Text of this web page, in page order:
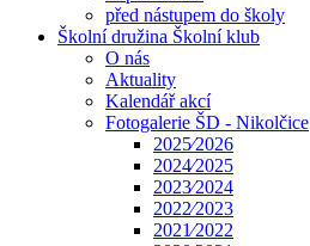
před nástupem do školy
Školní družina Školní klub
O nás
Aktuality
Kalendář akcí
Fotogalerie ŠD - Nikolčice
2025⁄2026
2024⁄2025
2023⁄2024
2022⁄2023
2021⁄2022